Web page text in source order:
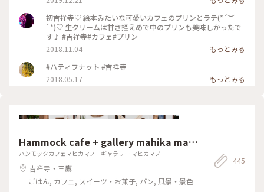
アート
初吉祥寺♡ 絵本みたいな可愛いカフェのプリンとラテ(*´︶
`*)♡ 生クリームは甘さ控えめで中のプリンも美味しかったで
す♪ #吉祥寺#カフェ#プリン
2018.11.04
もっとみる
#ハティフナット #吉祥寺
2018.05.17
もっとみる
Hammock cafe + gallery mahika man
o
ハンモックカフェマヒカマノ + ギャラリー マヒカマノ
吉祥寺・三鷹
ごはん, カフェ, スイーツ・お菓子, パン, 風景・景色
445